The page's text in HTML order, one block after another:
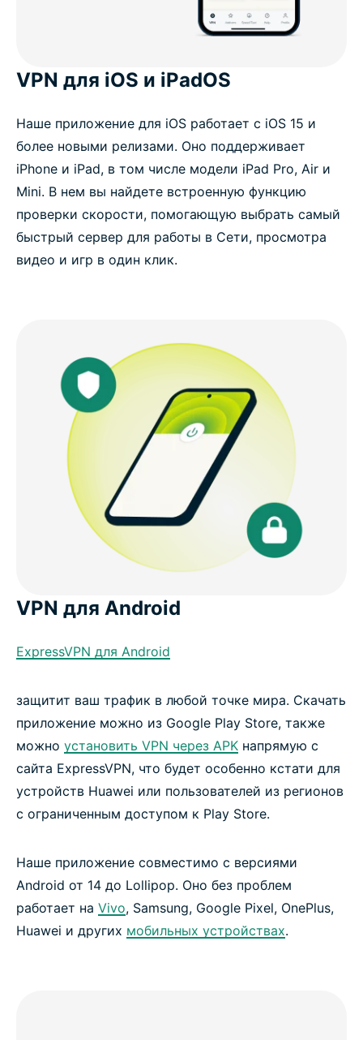
VPN для iOS и iPadOS
Наше приложение для iOS работает с iOS 15 и
более новыми релизами. Оно поддерживает
iPhone и iPad, в том числе модели iPad Pro, Air и
Mini. В нем вы найдете встроенную функцию
проверки скорости, помогающую выбрать самый
быстрый сервер для работы в Сети, просмотра
видео и игр в один клик.
VPN для Android
ExpressVPN для Android
защитит ваш трафик в любой точке мира. Скачать
приложение можно из Google Play Store, также
можно установить VPN через APK напрямую с
сайта ExpressVPN, что будет особенно кстати для
устройств Huawei или пользователей из регионов
с ограниченным доступом к Play Store.
Наше приложение совместимо с версиями
Android от 14 до Lollipop. Оно без проблем
работает на Vivo, Samsung, Google Pixel, OnePlus,
Huawei и других мобильных устройствах.